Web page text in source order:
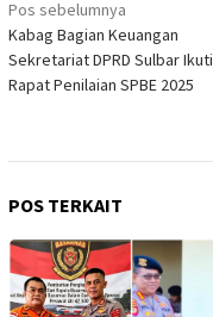
Navigasi
pos
Pos sebelumnya
Kabag Bagian Keuangan
Sekretariat DPRD Sulbar Ikuti
Rapat Penilaian SPBE 2025
POS TERKAIT